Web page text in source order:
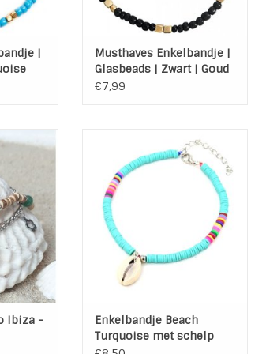
|
Musthaves Enkelbandje |
Glasbeads | Zwart | Goud
€7,99
/Ibiza
cm
Steel /
jade
Ibiza -
Enkelband met kleine kraaltjes
en schelp
Kleur: Turquoise / Zilver /
Materiaal: Polymeer Klei kralen /
Maat: 22 cm + 6 cm
verlengkettinkje
Sluiting: Karabijnslotje
TOEVOEGEN AAN WINKELWAGEN
Enkelbandje Beach
Turquoise met schelp